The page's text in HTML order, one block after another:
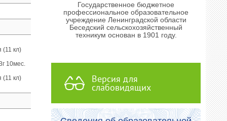
(11 кл)
10мес.
(11 кл)
Государственное бюджетное
профессиональное образовательное
учреждение Ленинградской области
Беседский сельскохозяйственный
техникум основан в 1901 году.
Версия для
слабовидящих